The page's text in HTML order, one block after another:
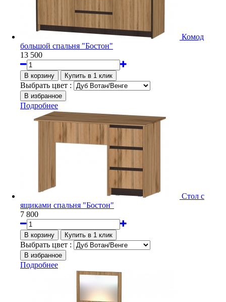
Комод
большой спальня "Бостон"
13 500
Выбрать цвет :
Подробнее
Стол с
ящиками спальня "Бостон"
7 800
Выбрать цвет :
Подробнее